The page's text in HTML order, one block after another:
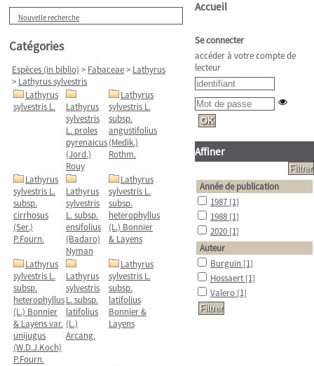
Nouvelle recherche
Catégories
Espèces (in biblio) > Fabaceae> Lathyrus
> Lathyrus sylvestris
Lathyrus
sylvestris L.
Lathyrus
sylvestris
L. proles
pyrenaicus
(Jord.)
Rouy
Lathyrus
sylvestris L.
subsp.
angustifolius
(Medik.)
Rothm.
Lathyrus
sylvestris L.
subsp.
cirrhosus
(Ser.)
P.Fourn.
Lathyrus
sylvestris
L. subsp.
ensifolius
(Badaro)
Nyman
Lathyrus
sylvestris L.
subsp.
heterophyllus
(L.) Bonnier
& Layens
Lathyrus
sylvestris L.
subsp.
heterophyllus
(L.) Bonnier
& Layens var.
unijugus
(W.D.J.Koch)
P.Fourn.
Lathyrus
sylvestris
L. subsp.
latifolius
(L.)
Arcang.
Lathyrus
sylvestris L.
subsp.
latifolius
Bonnier &
Layens
Accueil
Se connecter
accéder à votre compte de
lecteur
Affiner
Année de publication
1987 [1]
1988 [1]
2020 [1]
Auteur
Burguin [1]
Hossaert [1]
Valero [1]